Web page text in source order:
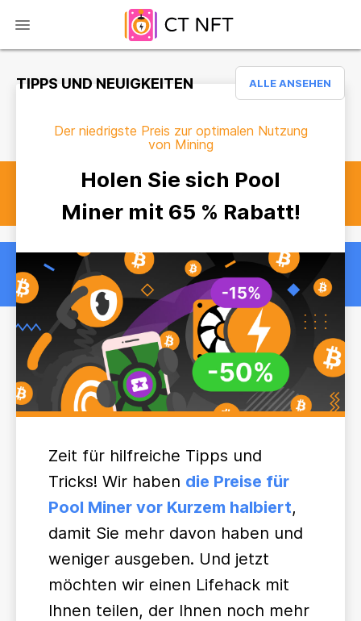
TIPPS UND NEUIGKEITEN ALLE ANSEHEN
Der niedrigste Preis zur optimalen Nutzung
von Mining
Holen Sie sich Pool
Miner mit 65 % Rabatt!
Zeit für hilfreiche Tipps und
Tricks! Wir haben die Preise für
Pool Miner vor Kurzem halbiert,
damit Sie mehr davon haben und
weniger ausgeben. Und jetzt
möchten wir einen Lifehack mit
Ihnen teilen, der Ihnen noch mehr